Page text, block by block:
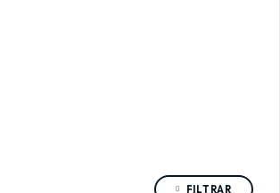
FILTRAR